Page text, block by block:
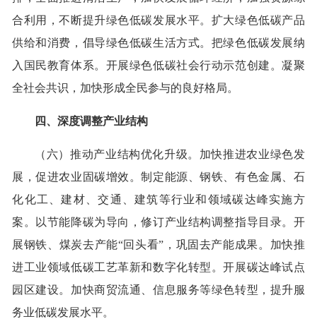
合利用，不断提升绿色低碳发展水平。扩大绿色低碳产品
供给和消费，倡导绿色低碳生活方式。把绿色低碳发展纳
入国民教育体系。开展绿色低碳社会行动示范创建。凝聚
全社会共识，加快形成全民参与的良好格局。
四、深度调整产业结构
（六）推动产业结构优化升级。加快推进农业绿色发
展，促进农业固碳增效。制定能源、钢铁、有色金属、石
化化工、建材、交通、建筑等行业和领域碳达峰实施方
案。以节能降碳为导向，修订产业结构调整指导目录。开
展钢铁、煤炭去产能“回头看”，巩固去产能成果。加快推
进工业领域低碳工艺革新和数字化转型。开展碳达峰试点
园区建设。加快商贸流通、信息服务等绿色转型，提升服
务业低碳发展水平。